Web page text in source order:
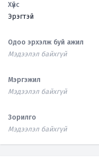
Хүйс
Эрэгтэй
Одоо эрхэлж буй ажил
Мэдээлэл байхгүй
Мэргэжил
Мэдээлэл байхгүй
Зорилго
Мэдээлэл байхгүй